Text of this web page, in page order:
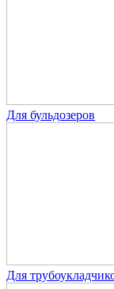
Для бульдозеров
Для